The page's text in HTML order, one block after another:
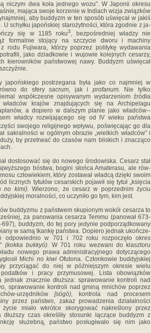
niczym dwa koła jed­nego wozu”. W Japonii okresu
mająca swoje korzenie w Indiach wizja związków
aby buddyzm w ten sposób uświęcał w jakiś
U schyłku japońskiej starożytności, która zgodnie z ja­
się w 1185 roku3, bezpośredniej władzy nie
for­malnie stojący na szczycie dworu i machiny
rodu Fujiwara, którzy poprzez politykę wy­dawania
jako dziad­kowie i wujowie kolejnych cesarzy,
kierowników państwowej nawy. Buddyzm uświęcał
japońskiego postrzegana była jako co najmniej w
do sferysacrum, jak i profanum.
Nie tylko
współczesne opisywanym wy­darzeniom źródła
krajów znajdujących się na Archipelagu
a dopiero w dalszym planie jako władców--
władcy rozwijającego się od IV wieku państwa
swojego religijnego wpływu, poświęcając go dla
sakralności w ogólnym obrazie „wielkich władców” i
by przetrwać do czasów nam bliskich i znacząco
dostosować się do nowego środowiska. Cesarz stał
bóstwa, bogini słońca Amaterasu, ale rów­
człowiekiem, który zostawał władcą dzięki swoim
licznych tytułów cesarskich pojawił się tytuł „księcia
no kimi).Wierzono, że cesarz w poprzednim życiu
moralności, co uczyniło go tym, kim jest.
buddyzmu z pań­stwem skupionym wokół cesarza to
za panowania cesarza Temmu (panował 673-
buddyzm, do tej pory jedynie podporządkowany
w samą tkankę państwa. Dopiero jednak ukończe­
odpowiednio w 701 i 702 roku rozpoczęło okres
{kokka bukkyó).W 701 roku wezwani do klasztoru
nowego prawa administracyj­nego dotyczącego
Michi no kiwiOfutona. Członkowie buddyjskiej
przyciągać do niej w późniejszym okresie wielu
i pra­cy przymusowej. Lista obowiązków
jednak znacznie dłuższa: sprawowanie kontroli nad
sprawowanie kontroli nad gminą mnichów poprzez
urzędników[sógó),
kontrola nad procesem
przez państwo, zakaz prowadzenia działalności
miało wkrótce skorygować nakreślony przez
czas określiły stosunki łączące buddyzm z
służebną, państwo posługiwało się nim jako